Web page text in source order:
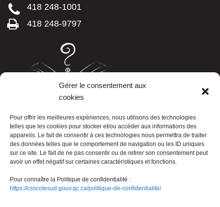
Gérer le consentement aux
cookies
Pour offrir les meilleures expériences, nous utilisons des technologies
telles que les cookies pour stocker et/ou accéder aux informations des
appareils. Le fait de consentir à ces technologies nous permettra de traiter
des données telles que le comportement de navigation ou les ID uniques
sur ce site. Le fait de ne pas consentir ou de retirer son consentement peut
avoir un effet négatif sur certaines caractéristiques et fonctions.
Pour connaître la Politique de confidentialité :
https://csscotesud.gouv.qc.ca/politique-de-confidentialite/
418 248-1001
418 248-9797
LISTE TÉLÉPHONIQUE
Nous joindre